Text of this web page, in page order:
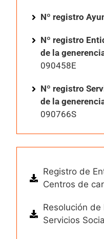
Nº registro
Nº registro
de la
090458E
Nº registro
de la
090766S
Registro de
Centros de
Resolución
Servicios